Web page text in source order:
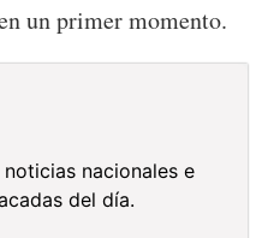
un primer momento.
nacionales e
del día.